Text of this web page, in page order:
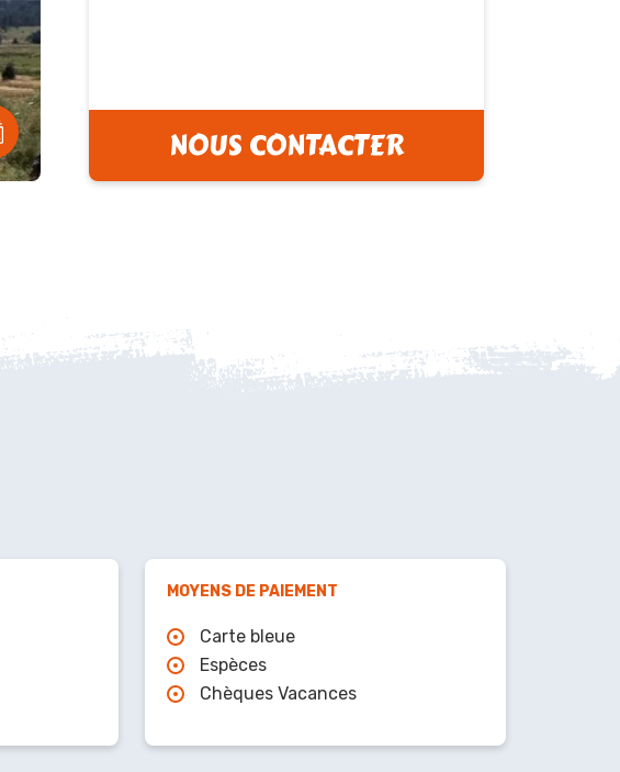
NOUS CONTACTER
MOYENS DE PAIEMENT
Carte bleue
Espèces
Chèques Vacances